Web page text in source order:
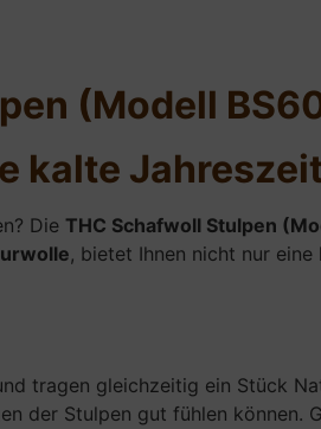
(Modell
kalte
Die THC Schafwoll Stulpen
, bietet Ihnen nicht nur
tragen gleichzeitig ein Stück
der Stulpen gut fühlen können.